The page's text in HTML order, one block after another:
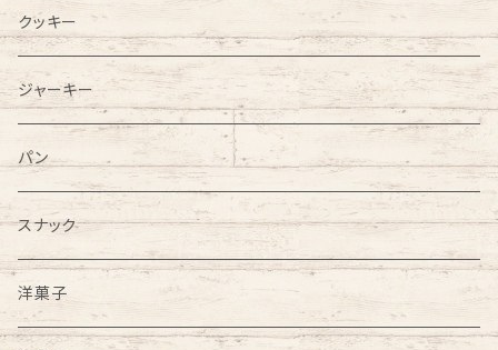
クッキー
ジャーキー
パン
スナック
洋菓子